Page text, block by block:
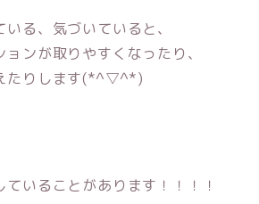
る、気づいていると、
ンが取りやすくなったり、
たりします(*^▽^*)
いることがあります！！！！